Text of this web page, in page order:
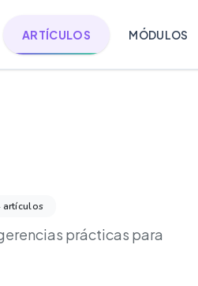
ARTÍCULOS MÓDULOS
artículos
prácticas para